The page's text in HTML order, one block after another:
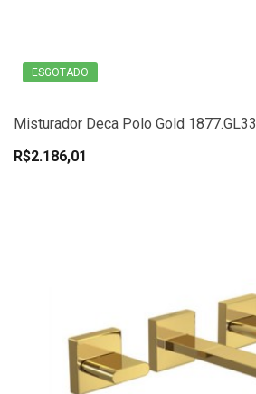
ESGOTADO
Misturador Deca Polo Gold 1877.GL33
R$2.186,01